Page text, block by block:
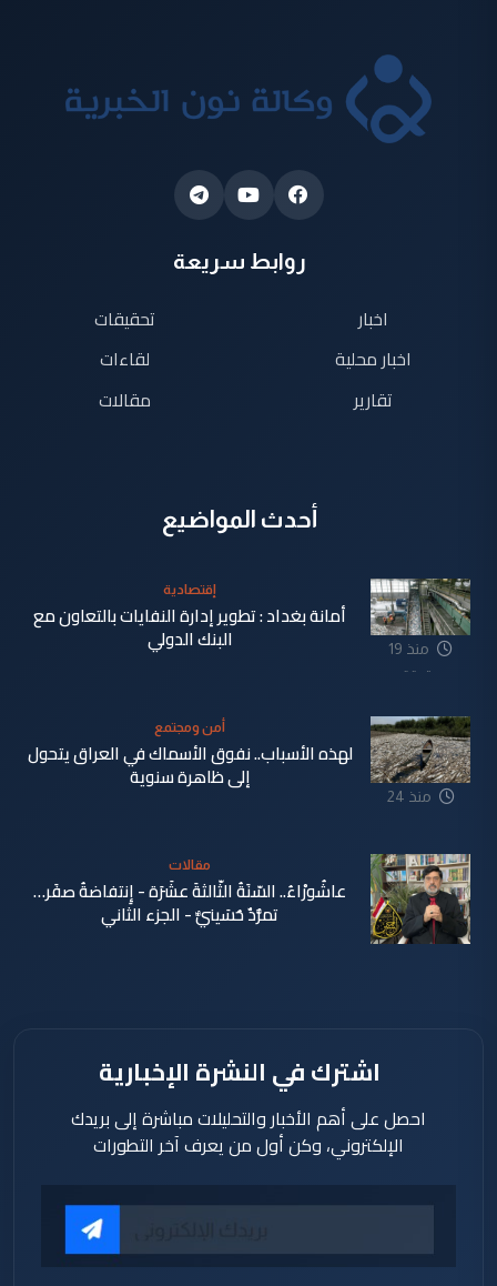
روابط سريعة
اخبار
اخبار محلية
تقارير
تحقيقات
لقاءات
مقالات
أحدث المواضيع
منذ 19
دقيقة
إقتصادية
أمانة بغداد : تطوير إدارة النفايات بالتعاون مع
البنك الدولي
منذ 24
أمن ومجتمع
لهذه الأسباب.. نفوق الأسماك في العراق يتحول
إلى ظاهرة سنوية
مقالات
عاشُورْاءُ.. السّنَةُ الثّالثةَ عشَرَة - إِنتفاضةُ صفَر…
تمرُّدٌ حُسَينيٌّ - الجزء الثاني
اشترك في النشرة الإخبارية
احصل على أهم الأخبار والتحليلات مباشرة إلى بريدك
الإلكتروني، وكن أول من يعرف آخر التطورات